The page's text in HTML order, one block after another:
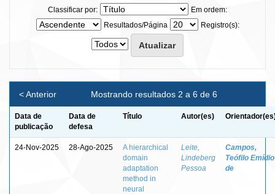
Classificar por:
Em ordem:
Resultados/Página
Registro(s):
Mostrando resultados 2 a 6 de 6
< Anterior
Data de
publicação
Data de
defesa
Título Autor(es)
24-Nov-2025 28-Ago-2025
A hierarchical
domain
adaptation
method in
neural
Leite,
Lindeberg
Pessoa
Campos,
Teófilo Emídio
de